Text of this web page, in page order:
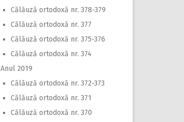
Călăuză ortodoxă nr. 378-379
Călăuză ortodoxă nr. 377
Călăuză ortodoxă nr. 375-376
Călăuză ortodoxă nr. 374
Anul 2019
Călăuză ortodoxă nr. 372-373
Călăuză ortodoxă nr. 371
Călăuză ortodoxă nr. 370